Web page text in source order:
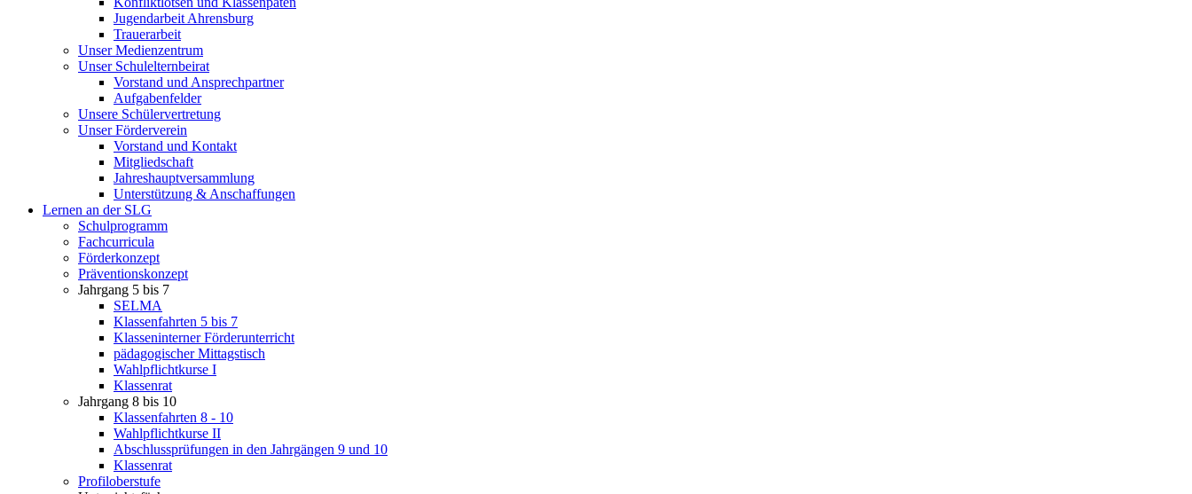
Jugendarbeit Ahrensburg
Trauerarbeit
Unser Medienzentrum
Unser Schulelternbeirat
Vorstand und Ansprechpartner
Aufgabenfelder
Unsere Schülervertretung
Unser Förderverein
Vorstand und Kontakt
Mitgliedschaft
Jahreshauptversammlung
Unterstützung & Anschaffungen
Lernen an der SLG
Schulprogramm
Fachcurricula
Förderkonzept
Präventionskonzept
Jahrgang 5 bis 7
SELMA
Klassenfahrten 5 bis 7
Klasseninterner Förderunterricht
pädagogischer Mittagstisch
Wahlpflichtkurse I
Klassenrat
Jahrgang 8 bis 10
Klassenfahrten 8 - 10
Wahlpflichtkurse II
Abschlussprüfungen in den Jahrgängen 9 und 10
Klassenrat
Profiloberstufe